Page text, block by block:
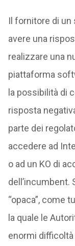
Il fornitore di
avere una
realizzare una
piattaforma
la possibilità di
risposta
parte dei
accedere ad
o ad un KO di
dell’incumbent.
“opaca”, come
la quale le
enormi difficoltà